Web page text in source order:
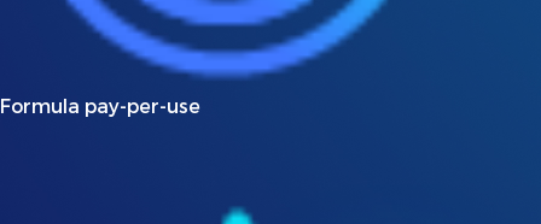
Formula pay-per-use